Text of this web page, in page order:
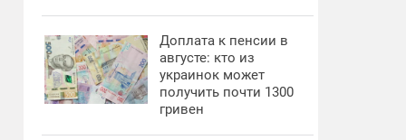
Доплата к пенсии в
августе: кто из
украинок может
получить почти 1300
гривен